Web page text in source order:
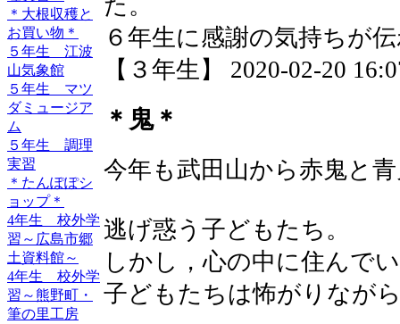
＊大根収穫と
お買い物＊
５年生 江波
山気象館
５年生 マツ
ダミュージア
ム
５年生 調理
実習
＊たんぽぽシ
ョップ＊
4年生 校外学
習～広島市郷
土資料館～
4年生 校外学
習～熊野町・
筆の里工房
た。
６年生に感謝の気持ちが
【３年生】 2020-02-20
＊鬼＊
今年も武田山から赤鬼と
逃げ惑う子どもたち。
しかし，心の中に住んで
子どもたちは怖がりなが